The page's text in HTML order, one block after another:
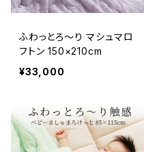
ふわっとろ～り マシュマロ
フトン 150×210cm
¥33,000